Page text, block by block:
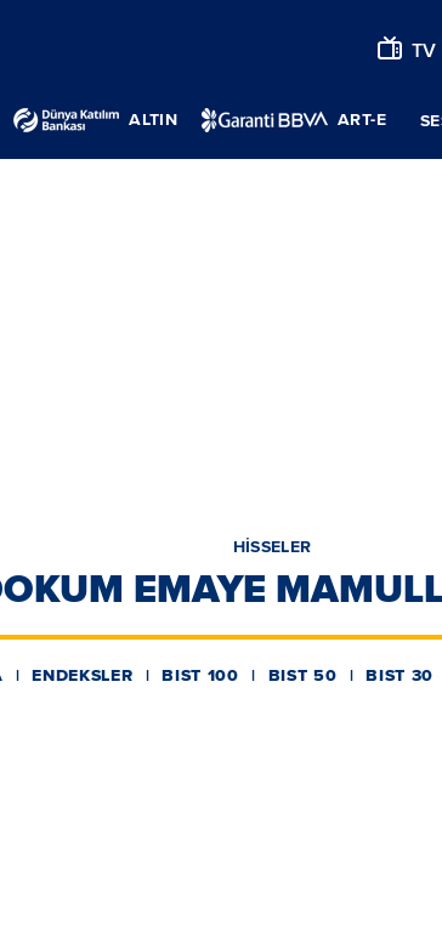
TV
ALTIN ART-E
HİSSELER
EMAYE
ENDEKSLER BIST 100 BIST 50 BIST 30